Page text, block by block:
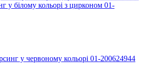
у білому кольорі з цирконом 01-